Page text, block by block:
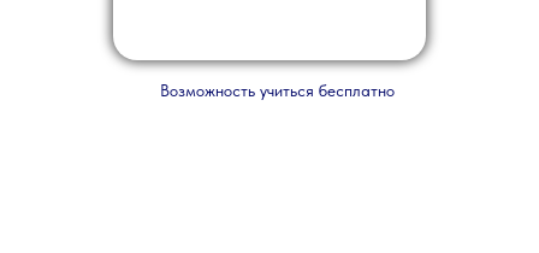
Возможность учиться бесплатно